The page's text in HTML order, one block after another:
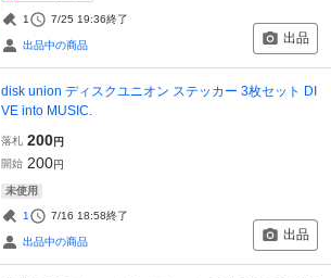
1 7/25 19:36終了
出品中の商品 出品
disk union ディスクユニオン ステッカー 3枚セット DI
VE into MUSIC.
落札 200円
開始 200円
未使用
1 7/16 18:58終了
出品中の商品 出品